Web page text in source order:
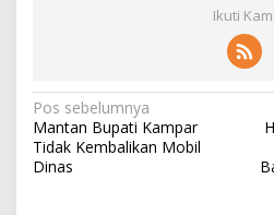
Ikuti Kami
N
a
v
Pos sebelumnya
Mantan Bupati Kampar
Tidak Kembalikan Mobil
Dinas